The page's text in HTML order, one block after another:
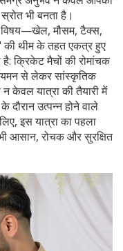
भी बनता है।
विषय—खेल, मौसम, टैक्स,
की थीम के तहत एकत्र हुए
क्रिकेट मैचों की रोमांचक
से लेकर सांस्कृतिक
केवल यात्रा की तैयारी में
दौरान उत्पन्न होने वाले
इस यात्रा का पहला
रोचक और सुरक्षित